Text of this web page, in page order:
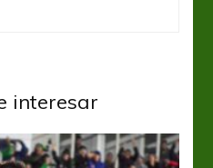
interesar